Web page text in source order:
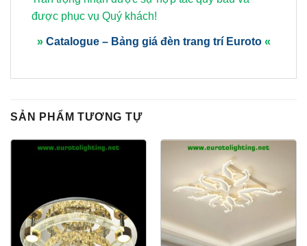
được phục vụ Quý khách!
» Catalogue – Bảng giá đèn trang trí Euroto «
SẢN PHẨM TƯƠNG TỰ